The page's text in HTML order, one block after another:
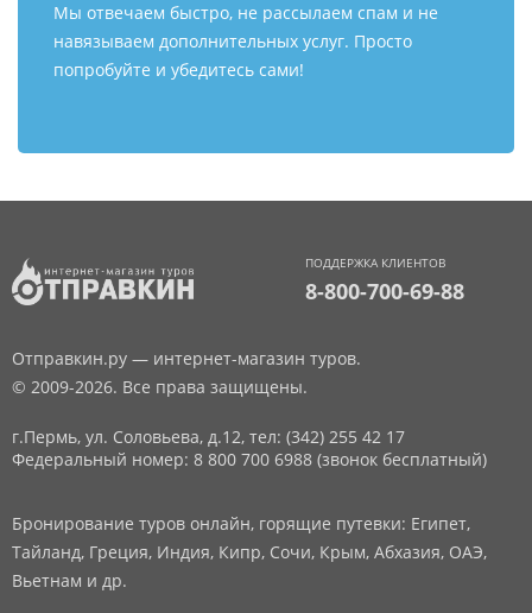
Мы отвечаем быстро, не рассылаем спам и не
навязываем дополнительных услуг. Просто
попробуйте и убедитесь сами!
ПОДДЕРЖКА КЛИЕНТОВ
8-800-700-69-88
Отправкин.ру — интернет-магазин туров.
© 2009-2026. Все права защищены.
г.Пермь, ул. Соловьева, д.12, тел: (342) 255 42 17
Федеральный номер: 8 800 700 6988 (звонок бесплатный)
Бронирование туров онлайн, горящие путевки: Египет,
Тайланд, Греция, Индия, Кипр, Сочи, Крым, Абхазия, ОАЭ,
Вьетнам и др.